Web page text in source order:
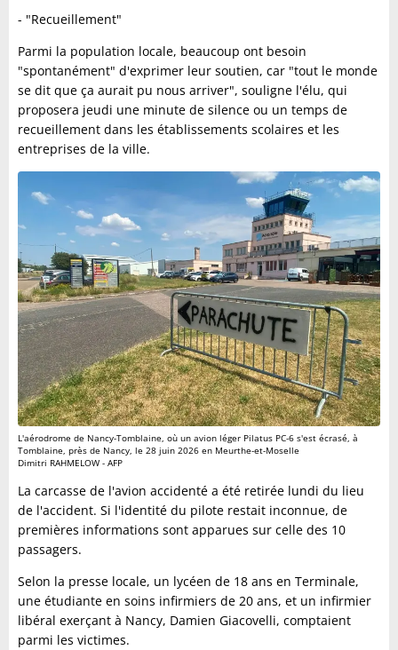
- "Recueillement"
Parmi la population locale, beaucoup ont besoin
"spontanément" d'exprimer leur soutien, car "tout le monde
se dit que ça aurait pu nous arriver", souligne l'élu, qui
proposera jeudi une minute de silence ou un temps de
recueillement dans les établissements scolaires et les
entreprises de la ville.
L'aérodrome de Nancy-Tomblaine, où un avion léger Pilatus PC-6 s'est écrasé, à
Tomblaine, près de Nancy, le 28 juin 2026 en Meurthe-et-Moselle
Dimitri RAHMELOW - AFP
La carcasse de l'avion accidenté a été retirée lundi du lieu
de l'accident. Si l'identité du pilote restait inconnue, de
premières informations sont apparues sur celle des 10
passagers.
Selon la presse locale, un lycéen de 18 ans en Terminale,
une étudiante en soins infirmiers de 20 ans, et un infirmier
libéral exerçant à Nancy, Damien Giacovelli, comptaient
parmi les victimes.